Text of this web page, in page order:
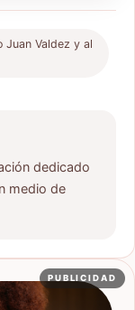
Juan Valdez y al
dedicado
medio de
PUBLICIDAD